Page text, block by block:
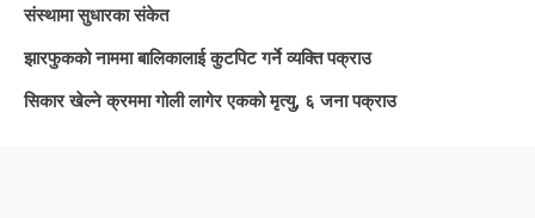
संस्थामा सुधारका संकेत
झारफुकको नाममा बालिकालाई कुटपिट गर्ने व्यक्ति पक्राउ
सिकार खेल्ने क्रममा गोली लागेर एकको मृत्यु, ६ जना पक्राउ